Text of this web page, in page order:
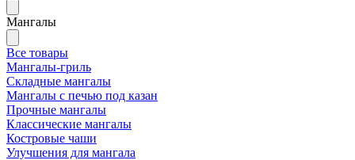
Мангалы
Все товары
Мангалы-гриль
Складные мангалы
Мангалы с печью под казан
Прочные мангалы
Классические мангалы
Костровые чаши
Улучшения для мангала